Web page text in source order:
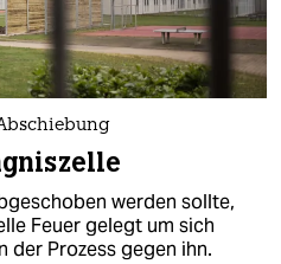
werden sollte,
Feuer gelegt um sich
der Prozess gegen ihn.